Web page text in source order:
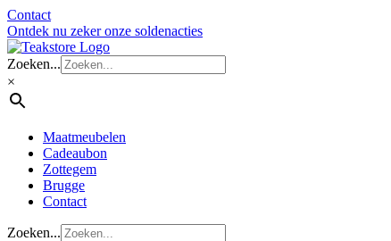
Contact
Ontdek nu zeker onze soldenacties
Zoeken...
×
Maatmeubelen
Cadeaubon
Zottegem
Brugge
Contact
Zoeken...